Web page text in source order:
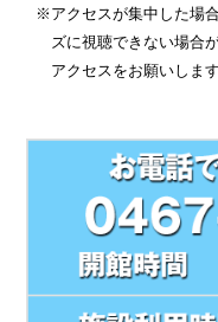
※アクセスが集中した場
ズに視聴できない場合
アクセスをお願いします